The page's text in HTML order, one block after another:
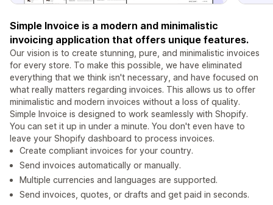
Simple Invoice is a modern and minimalistic
invoicing application that offers unique features.
Our vision is to create stunning, pure, and minimalistic invoices
for every store. To make this possible, we have eliminated
everything that we think isn't necessary, and have focused on
what really matters regarding invoices. This allows us to offer
minimalistic and modern invoices without a loss of quality.
Simple Invoice is designed to work seamlessly with Shopify.
You can set it up in under a minute. You don't even have to
leave your Shopify dashboard to process invoices.
Create compliant invoices for your country.
Send invoices automatically or manually.
Multiple currencies and languages are supported.
Send invoices, quotes, or drafts and get paid in seconds.